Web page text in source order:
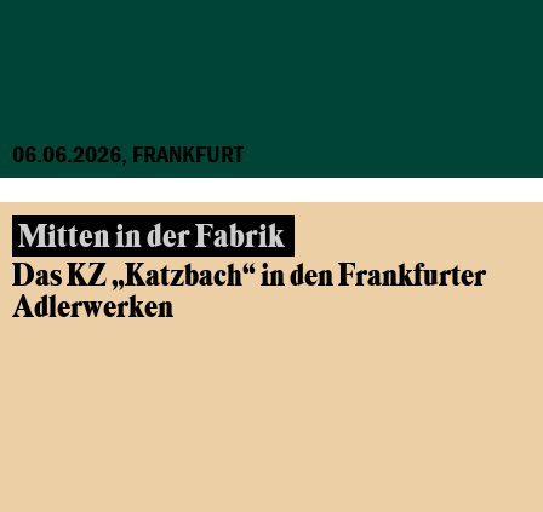
06.06.2026, FRANKFURT
Mitten in der Fabrik
Das KZ „Katzbach“ in den Frankfurter
Adlerwerken